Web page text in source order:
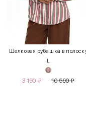
Шелковая рубашка в
L
3 190 ₽ 10 590₽
INT RUS
XS 40-42